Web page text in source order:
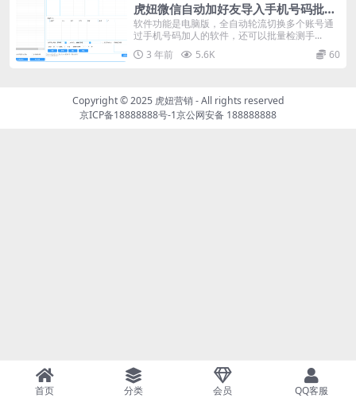
虎妞微信自动加好友导入手机号码批量
精准添加客户售营销软件微商工具
软件功能是电脑版，全自动轮流切换多个账号通
过手机号码加人的软件，还可以批量检测手...
3 年前
5.6K 60
Copyright © 2025 虎妞营销- All rights reserved
京ICP备18888888号-1京公网安备 188888888
首页 分类 会员 QQ客服